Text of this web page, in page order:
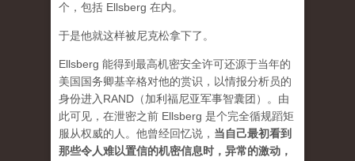
个，包括 Ellsberg 在内。
于是他就这样被尼克松拿下了。
Ellsberg 能得到最高机密安全许可还源于当年的
美国国务卿基辛格对他的赏识，以情报分析员的
身份进入RAND（加利福尼亚军事智囊团）。由
此可见，在泄密之前 Ellsberg 是个完全循规蹈矩
服从权威的人。他曾经回忆说 ， 当自己最初看到
那些令人难以置信的机密信息时，异常的激动，